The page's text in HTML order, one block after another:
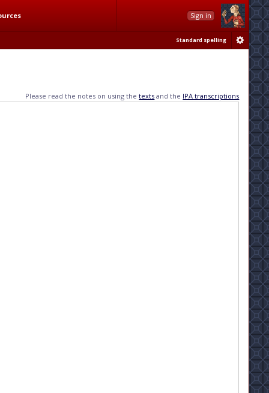
Sign in
Standard spelling
Please read the notes on using thetexts and the IPA transcriptions